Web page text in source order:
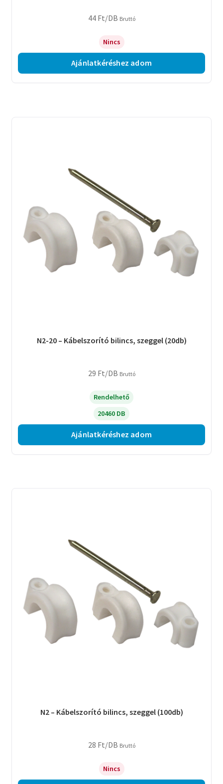
44 Ft/DB Bruttó
Nincs
Ajánlatkéréshez adom
N2-20 – Kábelszorító bilincs, szeggel (20db)
29 Ft/DB Bruttó
Rendelhető
20460 DB
Ajánlatkéréshez adom
N2 – Kábelszorító bilincs, szeggel (100db)
28 Ft/DB Bruttó
Nincs